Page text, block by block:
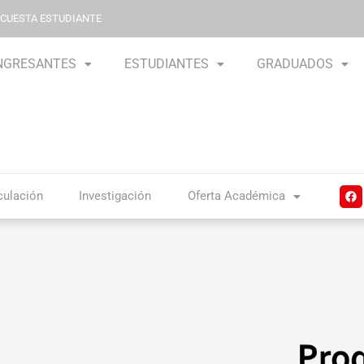
ESTUDIANTE
ESTUDIANTES GRADUADOS
Investigación Oferta Académica
F
a